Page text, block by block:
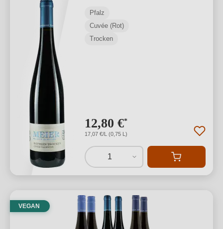
Pfalz
Cuvée (Rot)
Trocken
12,80 €*
17,07 €/L (0,75 L)
1
VEGAN